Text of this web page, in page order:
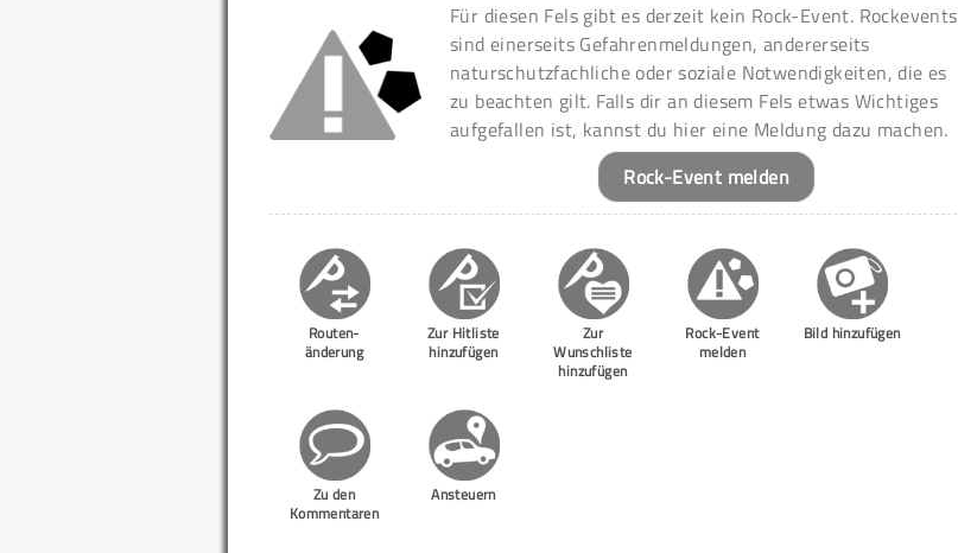
Für diesen Fels gibt es derzeit kein Rock-Event. Rockevents
sind einerseits Gefahrenmeldungen, andererseits
naturschutzfachliche oder soziale Notwendigkeiten, die es
zu beachten gilt. Falls dir an diesem Fels etwas Wichtiges
aufgefallen ist, kannst du hier eine Meldung dazu machen.
Rock-Event melden
Routen-
änderung
Zur Hitliste
hinzufügen
Zur
Wunschliste
hinzufügen
Rock-Event
melden
Bild hinzufügen
Zu den
Kommentaren
Ansteuern